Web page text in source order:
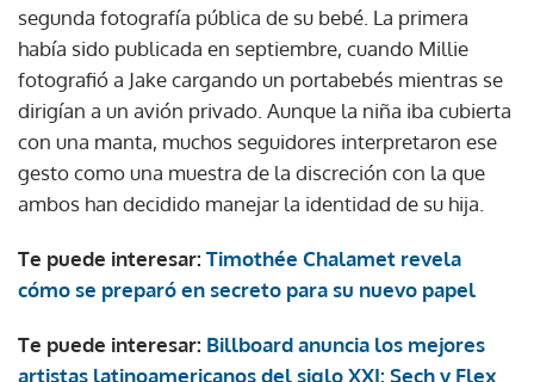
segunda fotografía pública de su bebé. La primera
había sido publicada en septiembre, cuando Millie
fotografió a Jake cargando un portabebés mientras se
dirigían a un avión privado. Aunque la niña iba cubierta
con una manta, muchos seguidores interpretaron ese
gesto como una muestra de la discreción con la que
ambos han decidido manejar la identidad de su hija.
Te puede interesar: Timothée Chalamet revela
cómo se preparó en secreto para su nuevo papel
Te puede interesar: Billboard anuncia los mejores
artistas latinoamericanos del siglo XXI: Sech y Flex